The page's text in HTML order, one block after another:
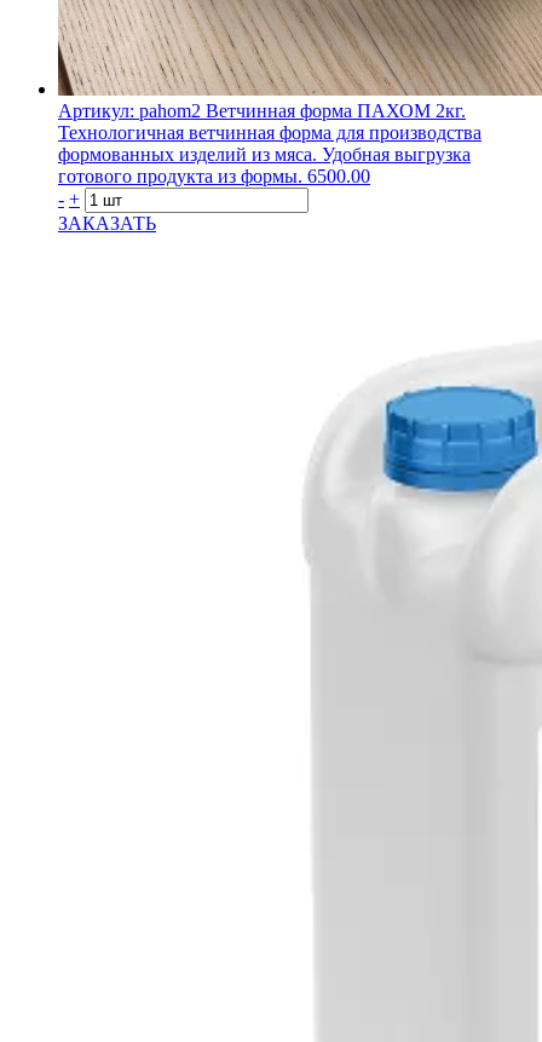
Артикул: pahom2 Ветчинная форма ПАХОМ 2кг.
Технологичная ветчинная форма для производства
формованных изделий из мяса. Удобная выгрузка
готового продукта из формы. 6500.00
- +
ЗАКАЗАТЬ